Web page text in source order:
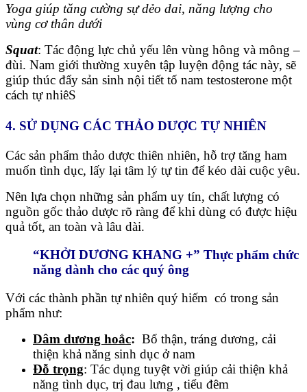
Yoga giúp tăng cường sự dẻo dai, năng lượng cho
vùng cơ thân dưới
Squat: Tác động lực chủ yếu lên vùng hông và mông –
đùi. Nam giới thường xuyên tập luyện động tác này, sẽ
giúp thúc đẩy sản sinh nội tiết tố nam testosterone một
cách tự nhiêS
4. SỬ DỤNG CÁC THẢO DƯỢC TỰ NHIÊN
Các sản phẩm thảo dược thiên nhiên, hỗ trợ tăng ham
muốn tình dục, lấy lại tâm lý tự tin để kéo dài cuộc yêu.
Nên lựa chọn những sản phẩm uy tín, chất lượng có
nguồn gốc thảo dược rõ ràng để khi dùng có được hiệu
quả tốt, an toàn và lâu dài.
“KHỞI DƯƠNG KHANG +” Thực phẩm chức
năng dành cho các quý ông
Với các thành phần tự nhiên quý hiếm có trong sản
phẩm như:
Dâm dương hoắc: Bổ thận, tráng dương, cải
thiện khả năng sinh dục ở nam
Đỗ trọng: Tác dụng tuyệt vời giúp cải thiện khả
năng tình dục, trị đau lưng , tiểu đêm